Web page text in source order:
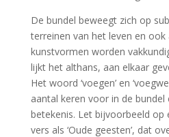
De bundel beweegt zich op
terreinen van het leven en ook
kunstvormen worden
lijkt het althans, aan elkaar
Het woord ‘voegen’ en
aantal keren voor in de
betekenis. Let bijvoorbeeld op
vers als ‘Oude geesten’, dat